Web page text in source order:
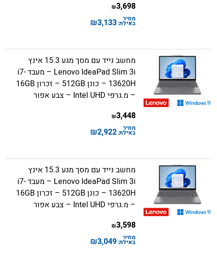
3,698
₪
מחיר
באילת:3,133
₪
מחשב נייד עם מסך מגע 15.3 אינץ
Lenovo IdeaPad Slim 3i – מעבד i7-
13620H – כונן 512GB – זכרון 16GB
– מ.גרפי Intel UHD – צבע אפור
3,448
₪
מחיר
באילת:2,922
₪
מחשב נייד עם מסך מגע 15.3 אינץ
Lenovo IdeaPad Slim 3i – מעבד i7-
13620H – כונן 512GB – זכרון 16GB
– מ.גרפי Intel UHD – צבע אפור
3,598
₪
מחיר
באילת:3,049
₪